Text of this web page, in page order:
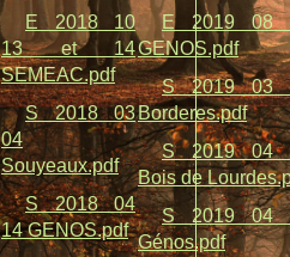
E 2018 10
13 et 14
SEMEAC.pdf
S 2018 03
04
Souyeaux.pdf
S 2018 04
14 GENOS.pdf
E 2019 08
GENOS.pdf
S 2019 03
Borderes.pdf
S 2019 04
Bois de
S 2019 04
Génos.pdf